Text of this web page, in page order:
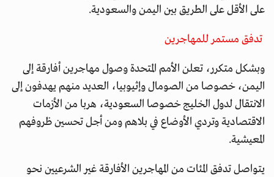
على الأقل على الطريق بين اليمن والسعودية.
تدفق مستمر للمهاجرين
وبشكل متكرر، تعلن الأمم المتحدة وصول مهاجرين أفارقة إلى
اليمن، خصوصا من الصومال وإثيوبيا، العديد منهم يهدفون إلى
الانتقال لدول الخليج خصوصا السعودية، هربا من الأزمات
الاقتصادية وتردي الأوضاع في بلاهم ومن أجل تحسين ظروفهم
المعيشية.
يتواصل تدفق المئات من المهاجرين الأفارقة غير الشرعيين نحو